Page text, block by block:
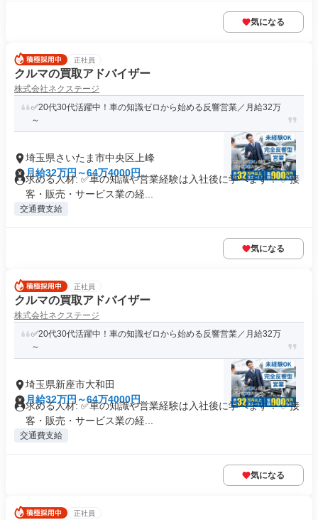
気になる
正社員
クルマの買取アドバイザー
株式会社ネクステージ
✅20代30代活躍中！車の知識ゼロから始める反響営業／月給32万
～
埼玉県さいたま市中央区上峰
月給32万円～64万4000円
求める人材: ✅車の知識や営業経験は入社後に学べます！ ✅接
客・販売・サービス業の経...
交通費支給
気になる
正社員
クルマの買取アドバイザー
株式会社ネクステージ
✅20代30代活躍中！車の知識ゼロから始める反響営業／月給32万
～
埼玉県新座市大和田
月給32万円～64万4000円
求める人材: ✅車の知識や営業経験は入社後に学べます！ ✅接
客・販売・サービス業の経...
交通費支給
気になる
正社員